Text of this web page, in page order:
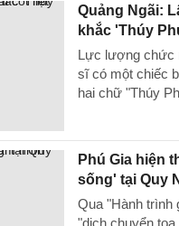
Quảng Ngãi:
khắc 'Thúy
Lực lượng chức
sĩ có một chiếc
hai chữ "Thúy
Phú Gia hiện
sống' tại Quy
Qua "Hành trình
"dịch chuyển